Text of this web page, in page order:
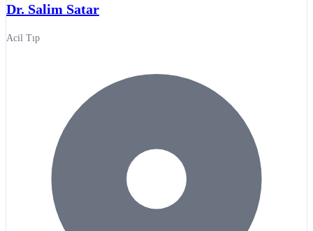
Dr. Salim Satar
Acil Tıp